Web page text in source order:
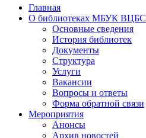
Главная
О библиотеках МБУК ВЦБС
Основные сведения
История библиотек
Документы
Структура
Услуги
Вакансии
Вопросы и ответы
Форма обратной связи
Мероприятия
Анонсы
Архив новостей